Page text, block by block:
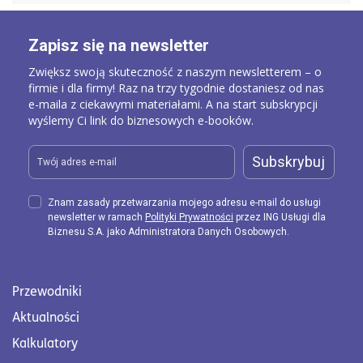
korzystniejszych warunków, musisz zacząć
aktywnie zarządzać ryzykiem ESG w swojej
firmie.
Pomyśl o liczeniu swojego śladu węglowego –
zwłaszcza, jeśli operujesz w branży
wysokoemisyjnej. Świetnie sprawdzi się tutaj
kalkulator śladu węglowego, udostępniony na
Przygotuj plan przestawienia swojego biznesu
w kierunku zero-emisyjności.
Wypracuj i udokumentuj przejrzyste zasady,
wszystkie dokumenty opisujące produkty i
Przewodniki
Aktualności
Kalkulatory
Zapisz się na newsletter
Zwiększ swoją skuteczność z naszym newsletterem – o
firmie i dla firmy! Raz na trzy tygodnie dostaniesz od nas
e-maila z ciekawymi materiałami. A na start subskrypcji
wyślemy Ci link do biznesowych e-booków.
Subskrybuj
Znam zasady przetwarzania mojego adresu e-mail do usługi
newsletter w ramach Polityki Prywatności przez ING Usługi dla
Biznesu S.A. jako Administratora Danych Osobowych.